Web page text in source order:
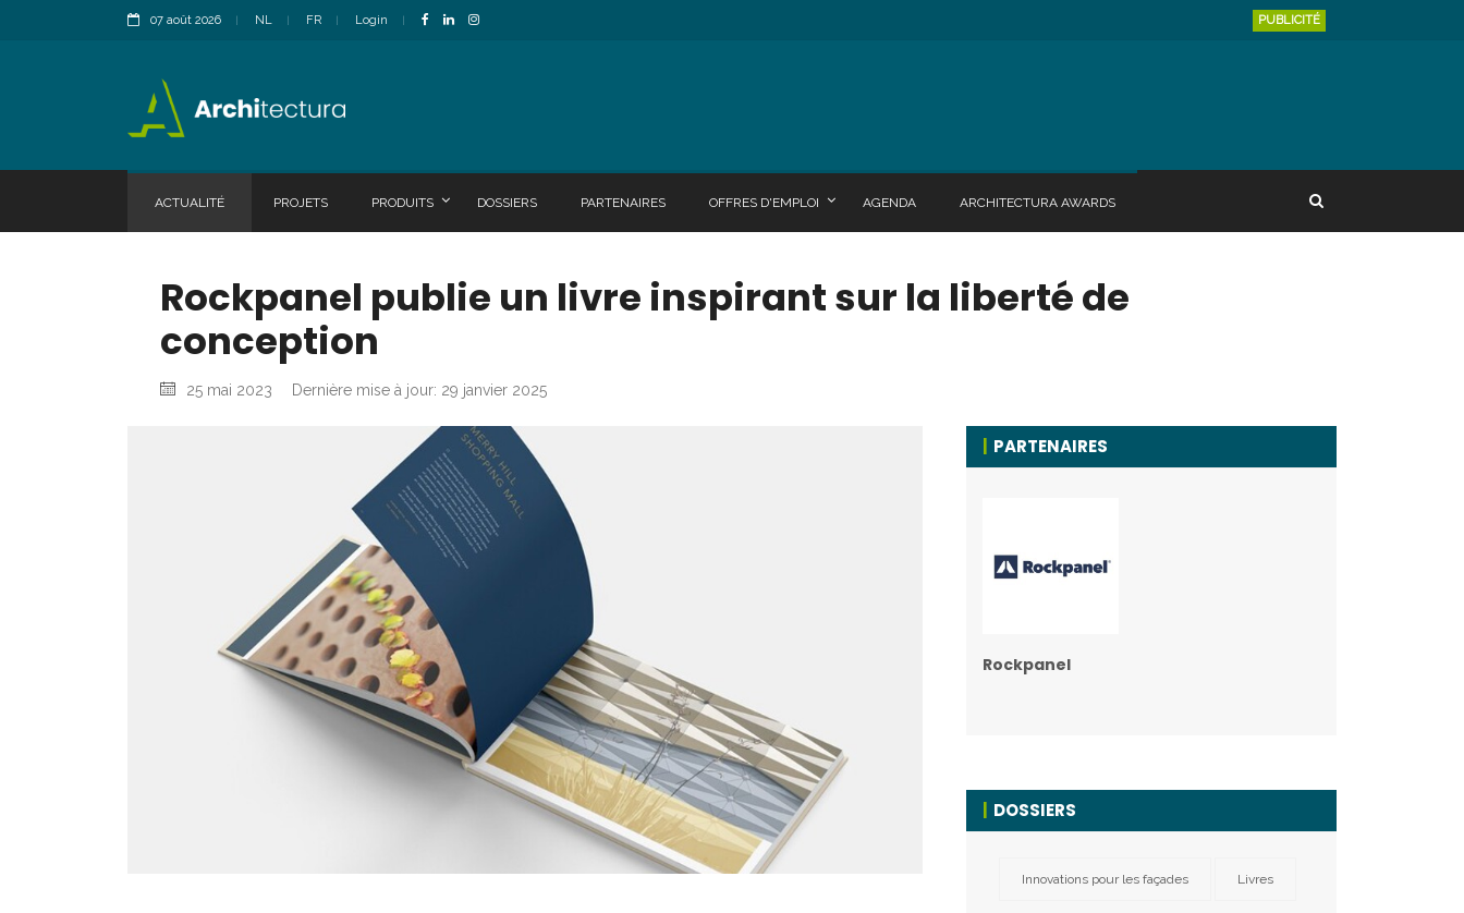
07 août 2026 NL FR Login PUBLICITÉ
ACTUALITÉ PROJETS PRODUITS DOSSIERS PARTENAIRES OFFRES D'EMPLOI AGENDA ARCHITECTURA AWARDS
Rockpanel publie un livre inspirant sur la liberté de
conception
25 mai 2023 Dernière mise à jour: 29 janvier 2025
PARTENAIRES
Rockpanel
DOSSIERS
Innovations pour les façades Livres